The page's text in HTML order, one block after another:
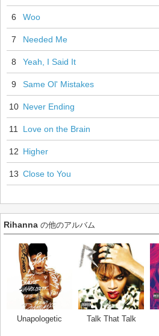
6 Woo
7 Needed Me
8 Yeah, I Said It
9 Same Ol' Mistakes
10 Never Ending
11 Love on the Brain
12 Higher
13 Close to You
Rihanna の他のアルバム
Unapologetic Talk That Talk